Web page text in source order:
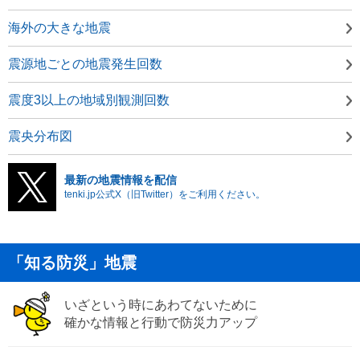
海外の大きな地震
震源地ごとの地震発生回数
震度3以上の地域別観測回数
震央分布図
最新の地震情報を配信
tenki.jp公式X（旧Twitter）をご利用ください。
「知る防災」地震
いざという時にあわてないために
確かな情報と行動で防災力アップ